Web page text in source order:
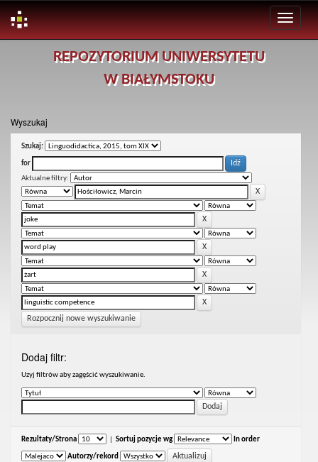
REPOZYTORIUM UNIWERSYTETU
W BIAŁYMSTOKU
Wyszukaj
Szukaj:
for
Aktualne filtry:
Rozpocznij nowe wyszukiwanie
Dodaj filtr:
Uzyj filtrów aby zagęścić wyszukiwanie.
Rezultaty/Strona Sortuj pozycje wg In order
Autorzy/rekord